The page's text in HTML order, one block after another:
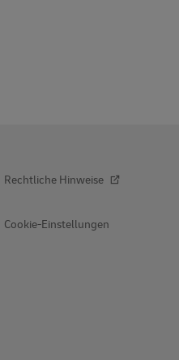
Rechtliche Hinweise
Cookie-Einstellungen